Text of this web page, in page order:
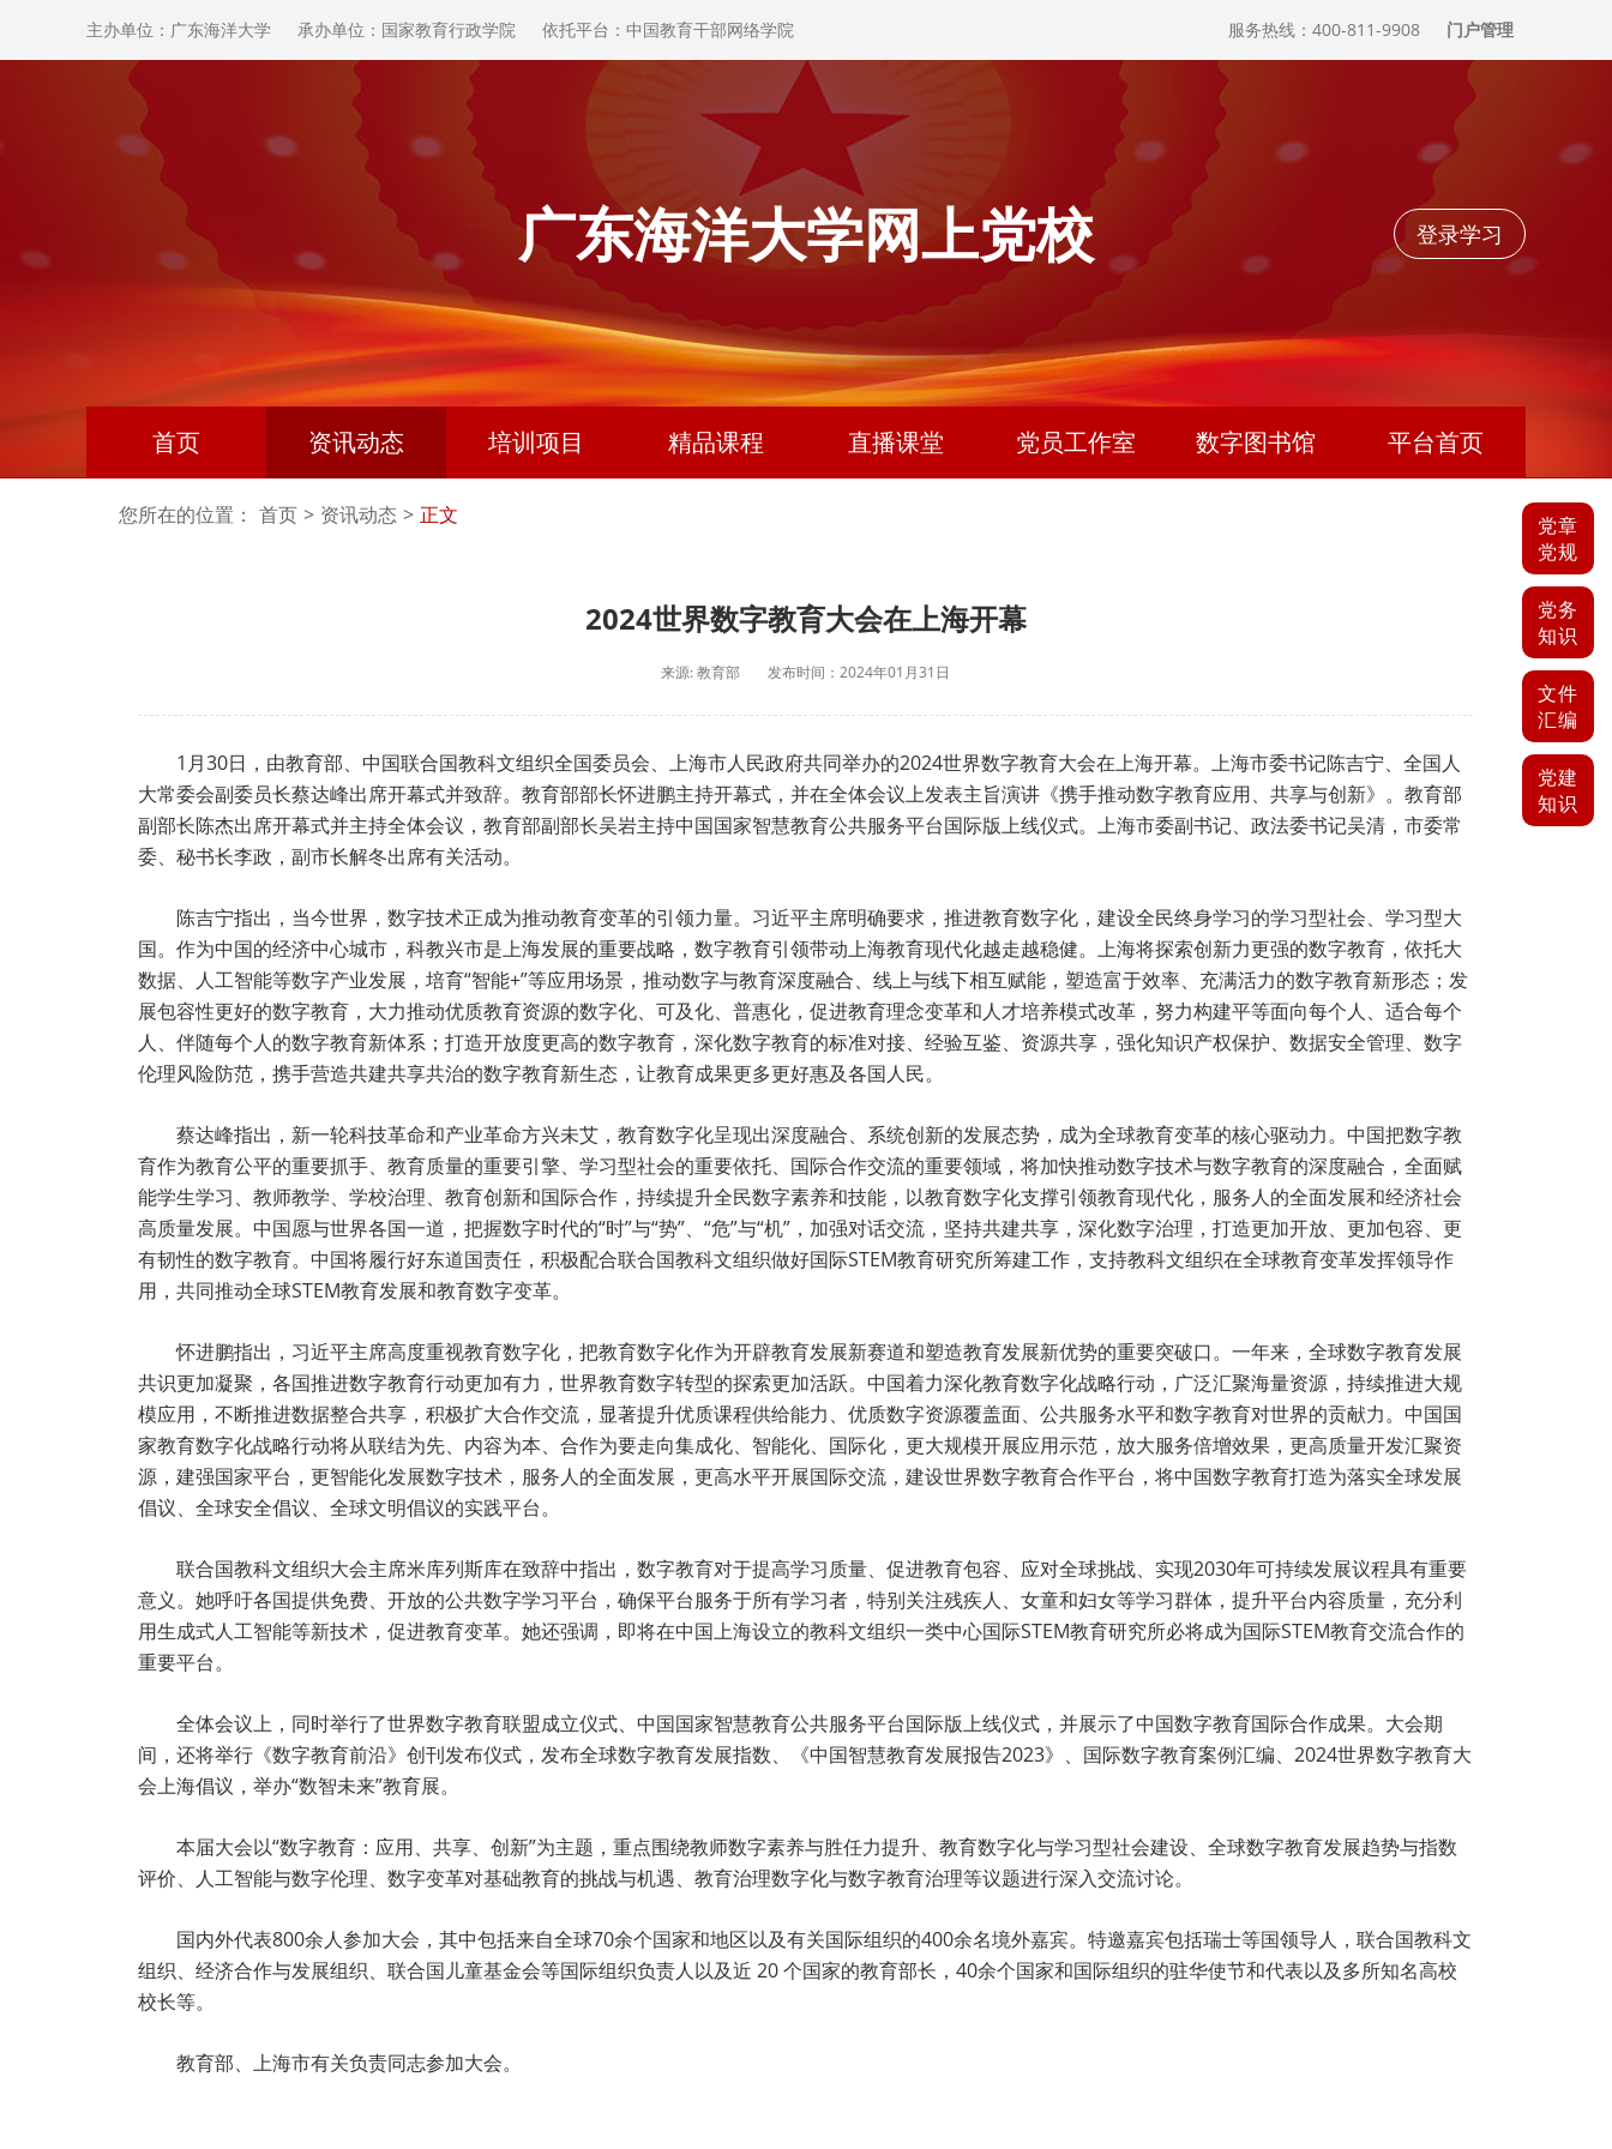
主办单位：广东海洋大学 承办单位：国家教育行政学院 依托平台：中国教育干部网络学院 服务热线：400-811-9908 门户管理
广东海洋大学网上党校 登录学习
首页 资讯动态 培训项目 精品课程 直播课堂 党员工作室 数字图书馆 平台首页
您所在的位置： 首页 > 资讯动态 > 正文
2024世界数字教育大会在上海开幕
来源: 教育部 发布时间：2024年01月31日
1月30日，由教育部、中国联合国教科文组织全国委员会、上海市人民政府共同举办的2024世界数字教育大会在上海开幕。上海市委书记陈吉宁、全国人
大常委会副委员长蔡达峰出席开幕式并致辞。教育部部长怀进鹏主持开幕式，并在全体会议上发表主旨演讲《携手推动数字教育应用、共享与创新》。教育部
副部长陈杰出席开幕式并主持全体会议，教育部副部长吴岩主持中国国家智慧教育公共服务平台国际版上线仪式。上海市委副书记、政法委书记吴清，市委常
委、秘书长李政，副市长解冬出席有关活动。
陈吉宁指出，当今世界，数字技术正成为推动教育变革的引领力量。习近平主席明确要求，推进教育数字化，建设全民终身学习的学习型社会、学习型大
国。作为中国的经济中心城市，科教兴市是上海发展的重要战略，数字教育引领带动上海教育现代化越走越稳健。上海将探索创新力更强的数字教育，依托大
数据、人工智能等数字产业发展，培育“智能+”等应用场景，推动数字与教育深度融合、线上与线下相互赋能，塑造富于效率、充满活力的数字教育新形态；发
展包容性更好的数字教育，大力推动优质教育资源的数字化、可及化、普惠化，促进教育理念变革和人才培养模式改革，努力构建平等面向每个人、适合每个
人、伴随每个人的数字教育新体系；打造开放度更高的数字教育，深化数字教育的标准对接、经验互鉴、资源共享，强化知识产权保护、数据安全管理、数字
伦理风险防范，携手营造共建共享共治的数字教育新生态，让教育成果更多更好惠及各国人民。
蔡达峰指出，新一轮科技革命和产业革命方兴未艾，教育数字化呈现出深度融合、系统创新的发展态势，成为全球教育变革的核心驱动力。中国把数字教
育作为教育公平的重要抓手、教育质量的重要引擎、学习型社会的重要依托、国际合作交流的重要领域，将加快推动数字技术与数字教育的深度融合，全面赋
能学生学习、教师教学、学校治理、教育创新和国际合作，持续提升全民数字素养和技能，以教育数字化支撑引领教育现代化，服务人的全面发展和经济社会
高质量发展。中国愿与世界各国一道，把握数字时代的“时”与“势”、“危”与“机”，加强对话交流，坚持共建共享，深化数字治理，打造更加开放、更加包容、更
有韧性的数字教育。中国将履行好东道国责任，积极配合联合国教科文组织做好国际STEM教育研究所筹建工作，支持教科文组织在全球教育变革发挥领导作
用，共同推动全球STEM教育发展和教育数字变革。
怀进鹏指出，习近平主席高度重视教育数字化，把教育数字化作为开辟教育发展新赛道和塑造教育发展新优势的重要突破口。一年来，全球数字教育发展
共识更加凝聚，各国推进数字教育行动更加有力，世界教育数字转型的探索更加活跃。中国着力深化教育数字化战略行动，广泛汇聚海量资源，持续推进大规
模应用，不断推进数据整合共享，积极扩大合作交流，显著提升优质课程供给能力、优质数字资源覆盖面、公共服务水平和数字教育对世界的贡献力。中国国
家教育数字化战略行动将从联结为先、内容为本、合作为要走向集成化、智能化、国际化，更大规模开展应用示范，放大服务倍增效果，更高质量开发汇聚资
源，建强国家平台，更智能化发展数字技术，服务人的全面发展，更高水平开展国际交流，建设世界数字教育合作平台，将中国数字教育打造为落实全球发展
倡议、全球安全倡议、全球文明倡议的实践平台。
联合国教科文组织大会主席米库列斯库在致辞中指出，数字教育对于提高学习质量、促进教育包容、应对全球挑战、实现2030年可持续发展议程具有重要
意义。她呼吁各国提供免费、开放的公共数字学习平台，确保平台服务于所有学习者，特别关注残疾人、女童和妇女等学习群体，提升平台内容质量，充分利
用生成式人工智能等新技术，促进教育变革。她还强调，即将在中国上海设立的教科文组织一类中心国际STEM教育研究所必将成为国际STEM教育交流合作的
重要平台。
全体会议上，同时举行了世界数字教育联盟成立仪式、中国国家智慧教育公共服务平台国际版上线仪式，并展示了中国数字教育国际合作成果。大会期
间，还将举行《数字教育前沿》创刊发布仪式，发布全球数字教育发展指数、《中国智慧教育发展报告2023》、国际数字教育案例汇编、2024世界数字教育大
会上海倡议，举办“数智未来”教育展。
本届大会以“数字教育：应用、共享、创新”为主题，重点围绕教师数字素养与胜任力提升、教育数字化与学习型社会建设、全球数字教育发展趋势与指数
评价、人工智能与数字伦理、数字变革对基础教育的挑战与机遇、教育治理数字化与数字教育治理等议题进行深入交流讨论。
国内外代表800余人参加大会，其中包括来自全球70余个国家和地区以及有关国际组织的400余名境外嘉宾。特邀嘉宾包括瑞士等国领导人，联合国教科文
组织、经济合作与发展组织、联合国儿童基金会等国际组织负责人以及近 20 个国家的教育部长，40余个国家和国际组织的驻华使节和代表以及多所知名高校
校长等。
教育部、上海市有关负责同志参加大会。
党章
党规
党务
知识
文件
汇编
党建
知识